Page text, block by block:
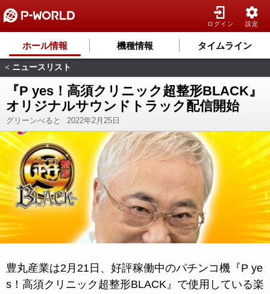
ログイン 設定
ホール情報 機種情報 タイムライン
< ニュースリスト
『P yes！高須クリニック超整形BLACK』
オリジナルサウンドトラック配信開始
グリーンべると 2022年2月25日
豊丸産業は2月21日、好評稼働中のパチンコ機『P ye
s！高須クリニック超整形BLACK』で使用している楽